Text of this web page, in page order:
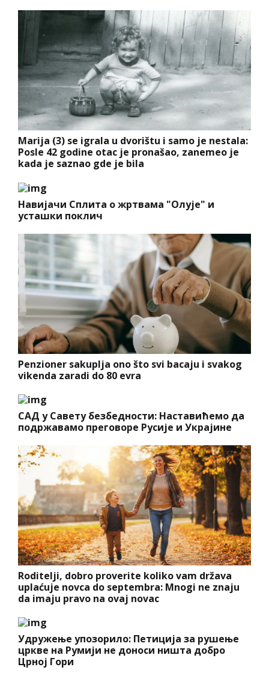
Marija (3) se igrala u dvorištu i samo je nestala:
Posle 42 godine otac je pronašao, zanemeo je
kada je saznao gde je bila
Навијачи Сплита о жртвама "Олује" и
усташки поклич
Penzioner sakuplja ono što svi bacaju i svakog
vikenda zaradi do 80 evra
САД у Савету безбедности: Наставићемо да
подржавамо преговоре Русије и Украјине
Roditelji, dobro proverite koliko vam država
uplaćuje novca do septembra: Mnogi ne znaju
da imaju pravo na ovaj novac
Удружење упозорило: Петиција за рушење
цркве на Румији не доноси ништа добро
Црној Гори